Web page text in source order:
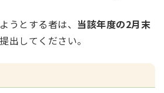
うとする者は、 当該年度の2月末
出してください。